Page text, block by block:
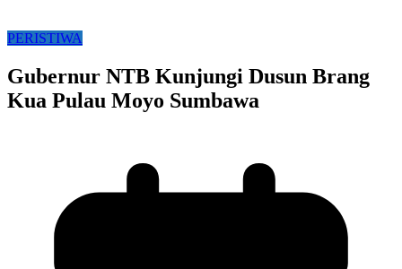
PERISTIWA
Gubernur NTB Kunjungi Dusun Brang
Kua Pulau Moyo Sumbawa